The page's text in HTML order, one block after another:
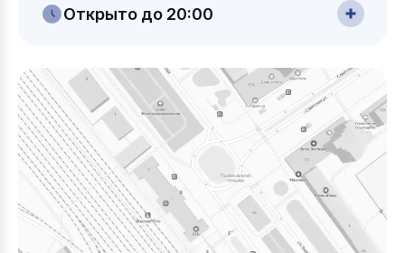
Открыто до 20:00